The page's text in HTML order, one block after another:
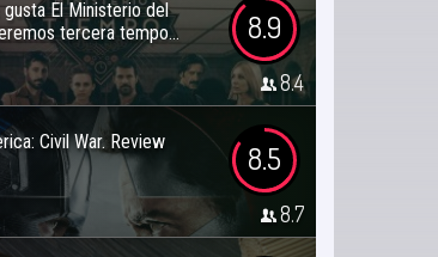
El Ministerio del
tercera tempo...
8.9
8.4
Civil War. Review 8.5
8.7